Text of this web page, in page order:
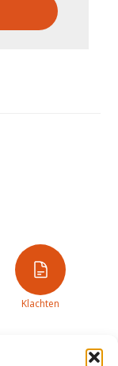
Klachten